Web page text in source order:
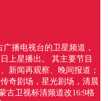
播电视台的卫星频道，
上星播出。 其主要节目
新闻再观察、晚间报道；
奇剧场，星光剧场，清晨
古卫视标清频道改16:9格